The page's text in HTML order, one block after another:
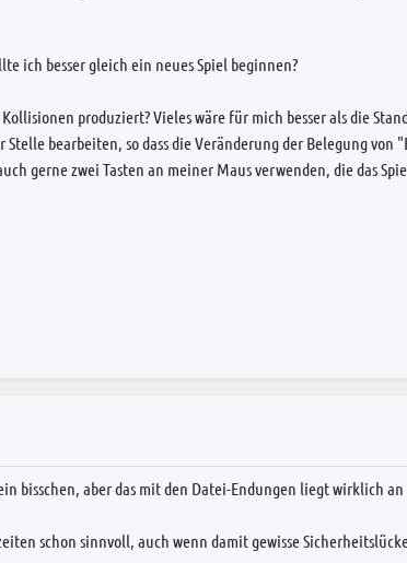
ich besser gleich ein neues Spiel beginnen?
produziert? Vieles wäre für mich besser als die
bearbeiten, so dass die Veränderung der Belegung von
gerne zwei Tasten an meiner Maus verwenden, die das
bisschen, aber das mit den Datei-Endungen liegt wirklich
schon sinnvoll, auch wenn damit gewisse